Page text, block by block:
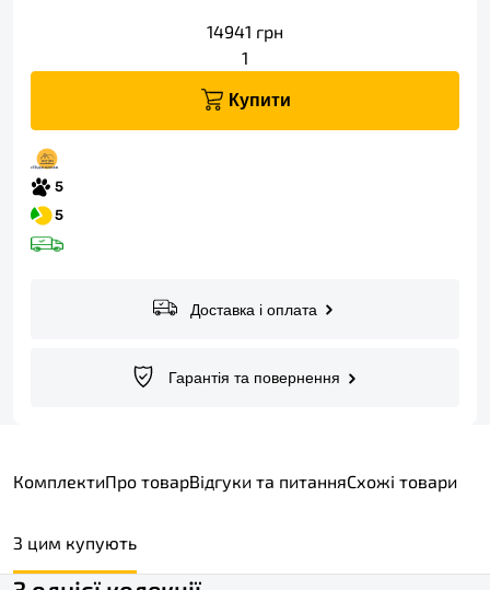
14941 грн
1
Купити
Доставка і оплата
Гарантія та повернення
КомплектиПро товарВідгуки та питанняСхожі товари
З цим купують